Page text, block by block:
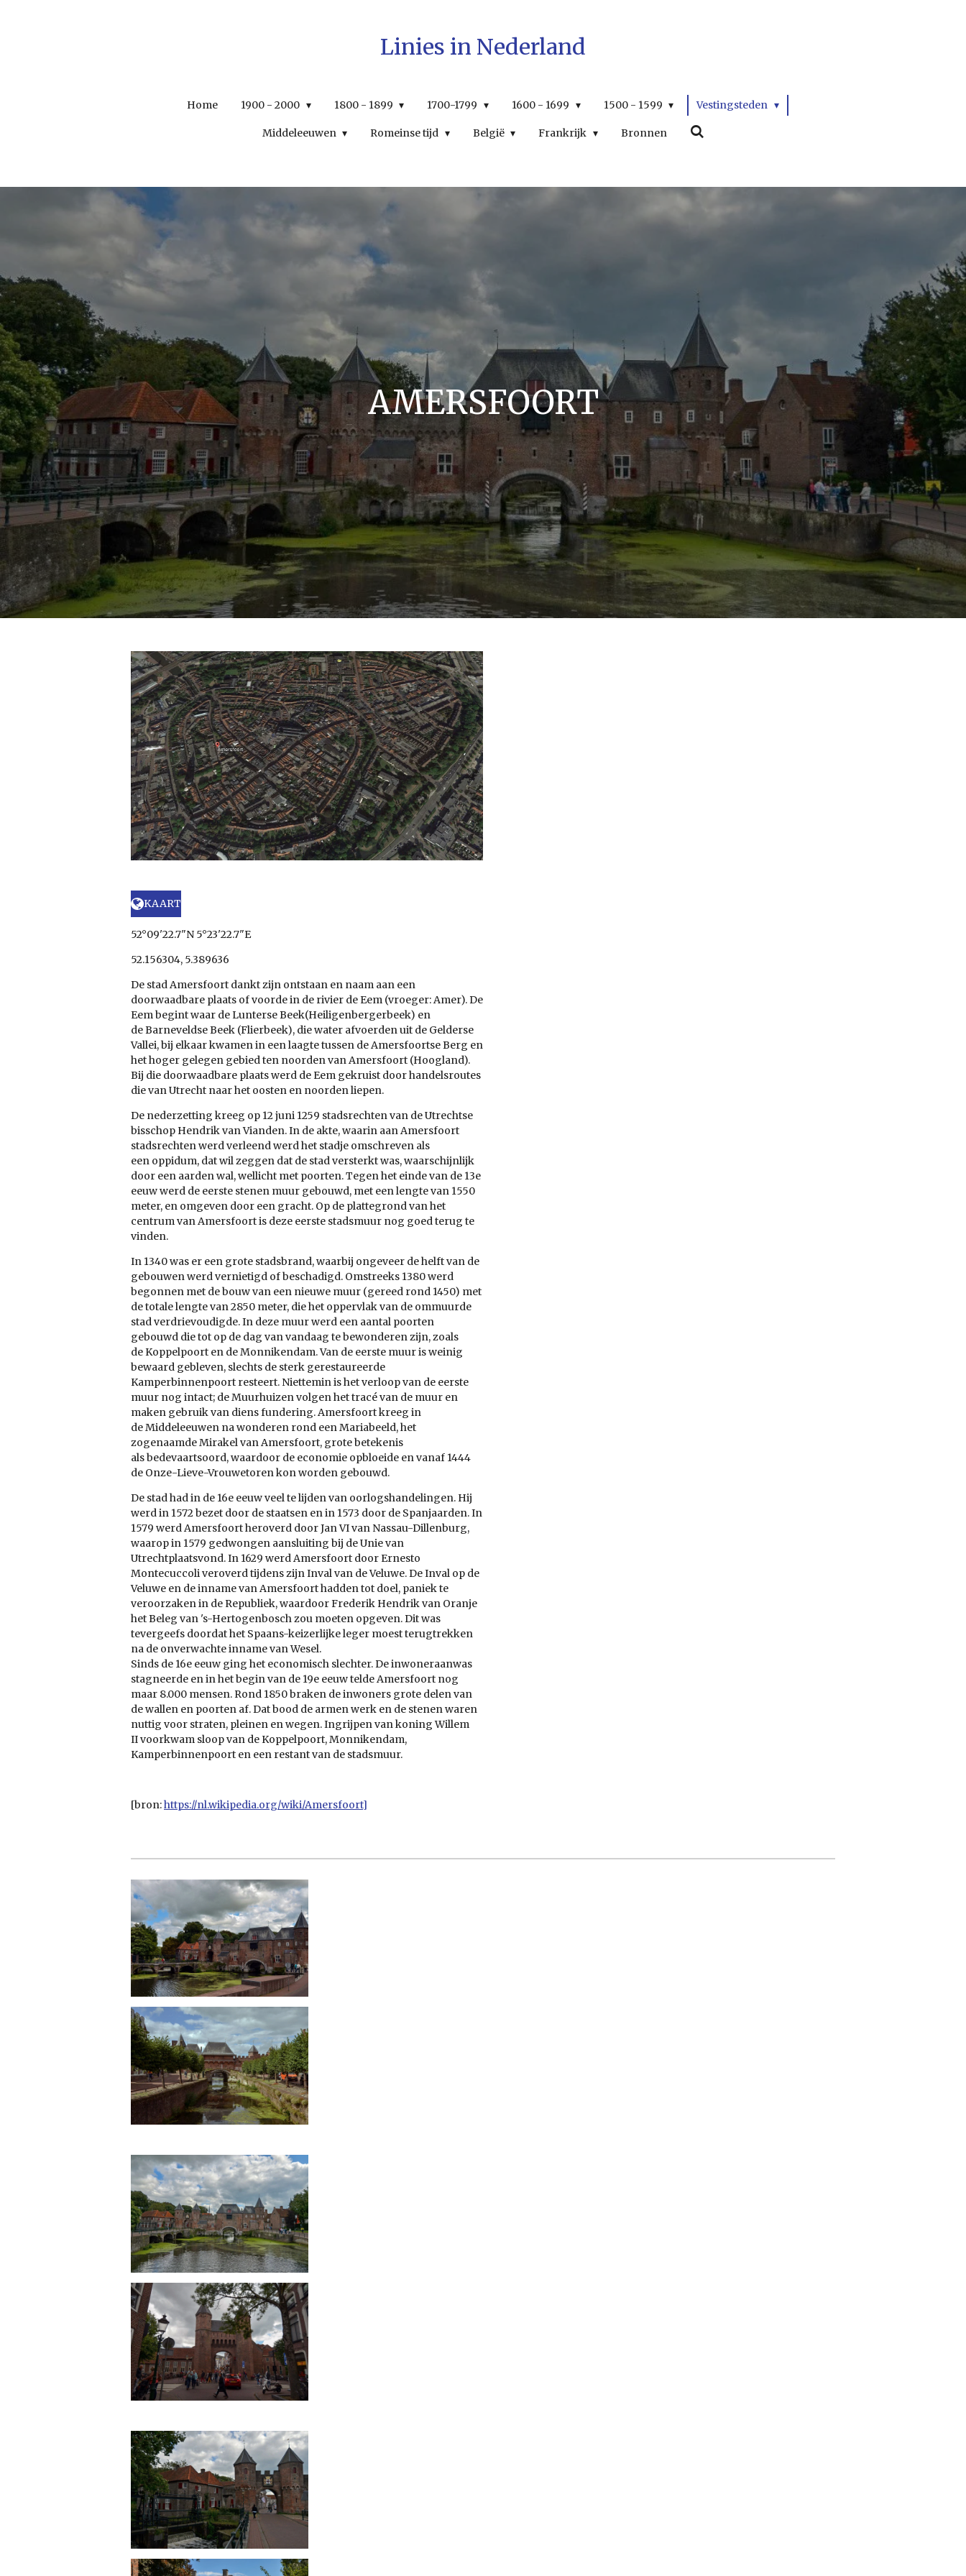
Linies in Nederland
Home 1900 - 2000 1800 - 1899 1700-1799 1600 - 1699 1500 - 1599 Vestingsteden
Middeleeuwen Romeinse tijd België Frankrijk Bronnen
AMERSFOORT
KAART
52°09'22.7"N 5°23'22.7"E
52.156304, 5.389636
De stad Amersfoort dankt zijn ontstaan en naam aan een
doorwaadbare plaats of voorde in de rivier de Eem (vroeger: Amer). De
Eem begint waar de Lunterse Beek(Heiligenbergerbeek) en
de Barneveldse Beek (Flierbeek), die water afvoerden uit de Gelderse
Vallei, bij elkaar kwamen in een laagte tussen de Amersfoortse Berg en
het hoger gelegen gebied ten noorden van Amersfoort (Hoogland).
Bij die doorwaadbare plaats werd de Eem gekruist door handelsroutes
die van Utrecht naar het oosten en noorden liepen.
De nederzetting kreeg op 12 juni 1259 stadsrechten van de Utrechtse
bisschop Hendrik van Vianden. In de akte, waarin aan Amersfoort
stadsrechten werd verleend werd het stadje omschreven als
een oppidum, dat wil zeggen dat de stad versterkt was, waarschijnlijk
door een aarden wal, wellicht met poorten. Tegen het einde van de 13e
eeuw werd de eerste stenen muur gebouwd, met een lengte van 1550
meter, en omgeven door een gracht. Op de plattegrond van het
centrum van Amersfoort is deze eerste stadsmuur nog goed terug te
vinden.
In 1340 was er een grote stadsbrand, waarbij ongeveer de helft van de
gebouwen werd vernietigd of beschadigd. Omstreeks 1380 werd
begonnen met de bouw van een nieuwe muur (gereed rond 1450) met
de totale lengte van 2850 meter, die het oppervlak van de ommuurde
stad verdrievoudigde. In deze muur werd een aantal poorten
gebouwd die tot op de dag van vandaag te bewonderen zijn, zoals
de Koppelpoort en de Monnikendam. Van de eerste muur is weinig
bewaard gebleven, slechts de sterk gerestaureerde
Kamperbinnenpoort resteert. Niettemin is het verloop van de eerste
muur nog intact; de Muurhuizen volgen het tracé van de muur en
maken gebruik van diens fundering. Amersfoort kreeg in
de Middeleeuwen na wonderen rond een Mariabeeld, het
zogenaamde Mirakel van Amersfoort, grote betekenis
als bedevaartsoord, waardoor de economie opbloeide en vanaf 1444
de Onze-Lieve-Vrouwetoren kon worden gebouwd.
De stad had in de 16e eeuw veel te lijden van oorlogshandelingen. Hij
werd in 1572 bezet door de staatsen en in 1573 door de Spanjaarden. In
1579 werd Amersfoort heroverd door Jan VI van Nassau-Dillenburg,
waarop in 1579 gedwongen aansluiting bij de Unie van
Utrechtplaatsvond. In 1629 werd Amersfoort door Ernesto
Montecuccoli veroverd tijdens zijn Inval van de Veluwe. De Inval op de
Veluwe en de inname van Amersfoort hadden tot doel, paniek te
veroorzaken in de Republiek, waardoor Frederik Hendrik van Oranje
het Beleg van 's-Hertogenbosch zou moeten opgeven. Dit was
tevergeefs doordat het Spaans-keizerlijke leger moest terugtrekken
na de onverwachte inname van Wesel.
Sinds de 16e eeuw ging het economisch slechter. De inwoneraanwas
stagneerde en in het begin van de 19e eeuw telde Amersfoort nog
maar 8.000 mensen. Rond 1850 braken de inwoners grote delen van
de wallen en poorten af. Dat bood de armen werk en de stenen waren
nuttig voor straten, pleinen en wegen. Ingrijpen van koning Willem
II voorkwam sloop van de Koppelpoort, Monnikendam,
Kamperbinnenpoort en een restant van de stadsmuur.
[bron:https://nl.wikipedia.org/wiki/Amersfoort]